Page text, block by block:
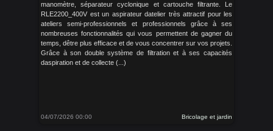
manomètre, séparateur cyclonique et cartouche filtrante. Le
RLE2200_400V est un aspirateur datelier très attractif pour les
ateliers semi-professionnels et professionnels grâce à ses
nombreuses fonctionnalités qui vous permettent de gagner du
temps, dêtre plus efficace et de vous concentrer sur vos projets.
Grâce à son double système de filtration et à ses capacités
daspiration et de collecte (...)
04/07/2026 00:00 Bricolage et jardin